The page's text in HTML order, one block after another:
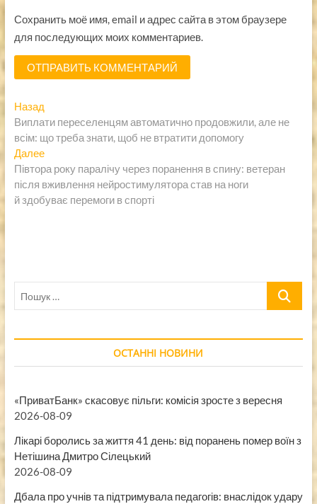
Сохранить моё имя, email и адрес сайта в этом браузере
для последующих моих комментариев.
Навигация
по
записям
НазадПредыдущая
запись:
Виплати переселенцям автоматично продовжили, але не
всім: що треба знати, щоб не втратити допомогу
ДалееСледующая
запись:
Півтора року паралічу через поранення в спину: ветеран
після вживлення нейростимулятора став на ноги
й здобуває перемоги в спорті
Пошук
ОСТАННІ НОВИНИ
«ПриватБанк» скасовує пільги: комісія зросте з вересня
2026-08-09
Лікарі боролись за життя 41 день: від поранень помер воїн з
Нетішина Дмитро Сілецький
2026-08-09
Дбала про учнів та підтримувала педагогів: внаслідок удару